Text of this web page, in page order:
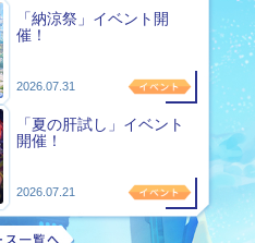
「納涼祭」イベント開
催！
2026.07.31
「夏の肝試し」イベント
開催！
2026.07.21